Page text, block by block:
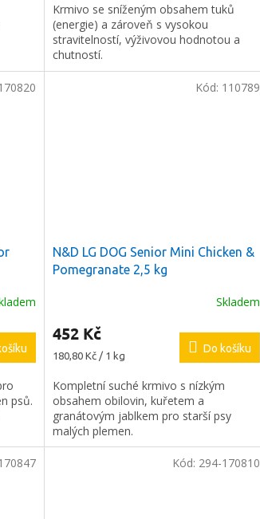
Krmivo se sníženým obsahem tuků
(energie) a zároveň s vysokou
stravitelností, výživovou hodnotou a
chutností.
psů.
N&D LG DOG Senior Mini Chicken &
Pomegranate 2,5 kg
Skladem
452 Kč
Měrná
180,80 Kč / 1 kg
Do košíku
Kompletní suché krmivo s nízkým
obsahem obilovin, kuřetem a
granátovým jablkem pro starší psy
malých plemen.
Kód: 110789
Kód: 294-170810